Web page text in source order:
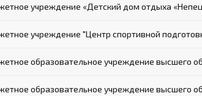
учреждение «Детский дом отдыха
учреждение "Центр спортивной
образовательное учреждение
образовательное учреждение высшего